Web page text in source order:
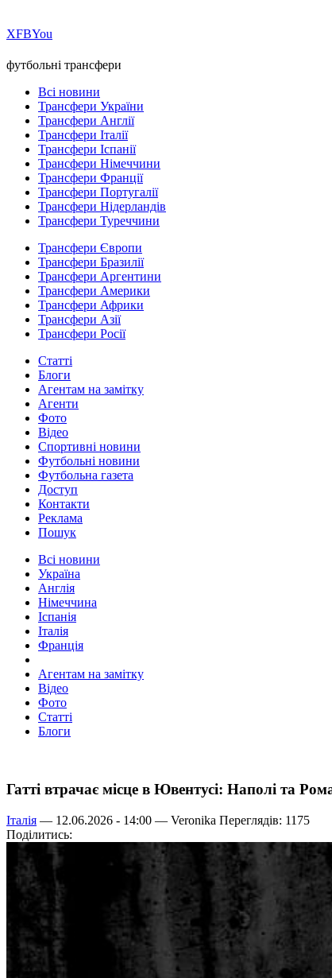
ХFBYou
футбольні трансфери
Всі новини
Трансфери України
Трансфери Англії
Трансфери Італії
Трансфери Іспанії
Трансфери Німеччини
Трансфери Франції
Трансфери Португалії
Трансфери Нідерландів
Трансфери Туреччини
Трансфери Європи
Трансфери Бразилії
Трансфери Аргентини
Трансфери Америки
Трансфери Африки
Трансфери Азії
Трансфери Росії
Статті
Блоги
Агентам на замітку
Агенти
Фото
Відео
Спортивні новини
Футбольні новини
Футбольна газета
Доступ
Контакти
Реклама
Пошук
Всі новини
Україна
Англія
Німеччина
Іспанія
Італія
Франція
Агентам на замітку
Відео
Фото
Статті
Блоги
Гатті втрачає місце в Ювентусі: Наполі та
Італія — 12.06.2026 - 14:00 — Veronika Переглядів: 1175
Поділитись: